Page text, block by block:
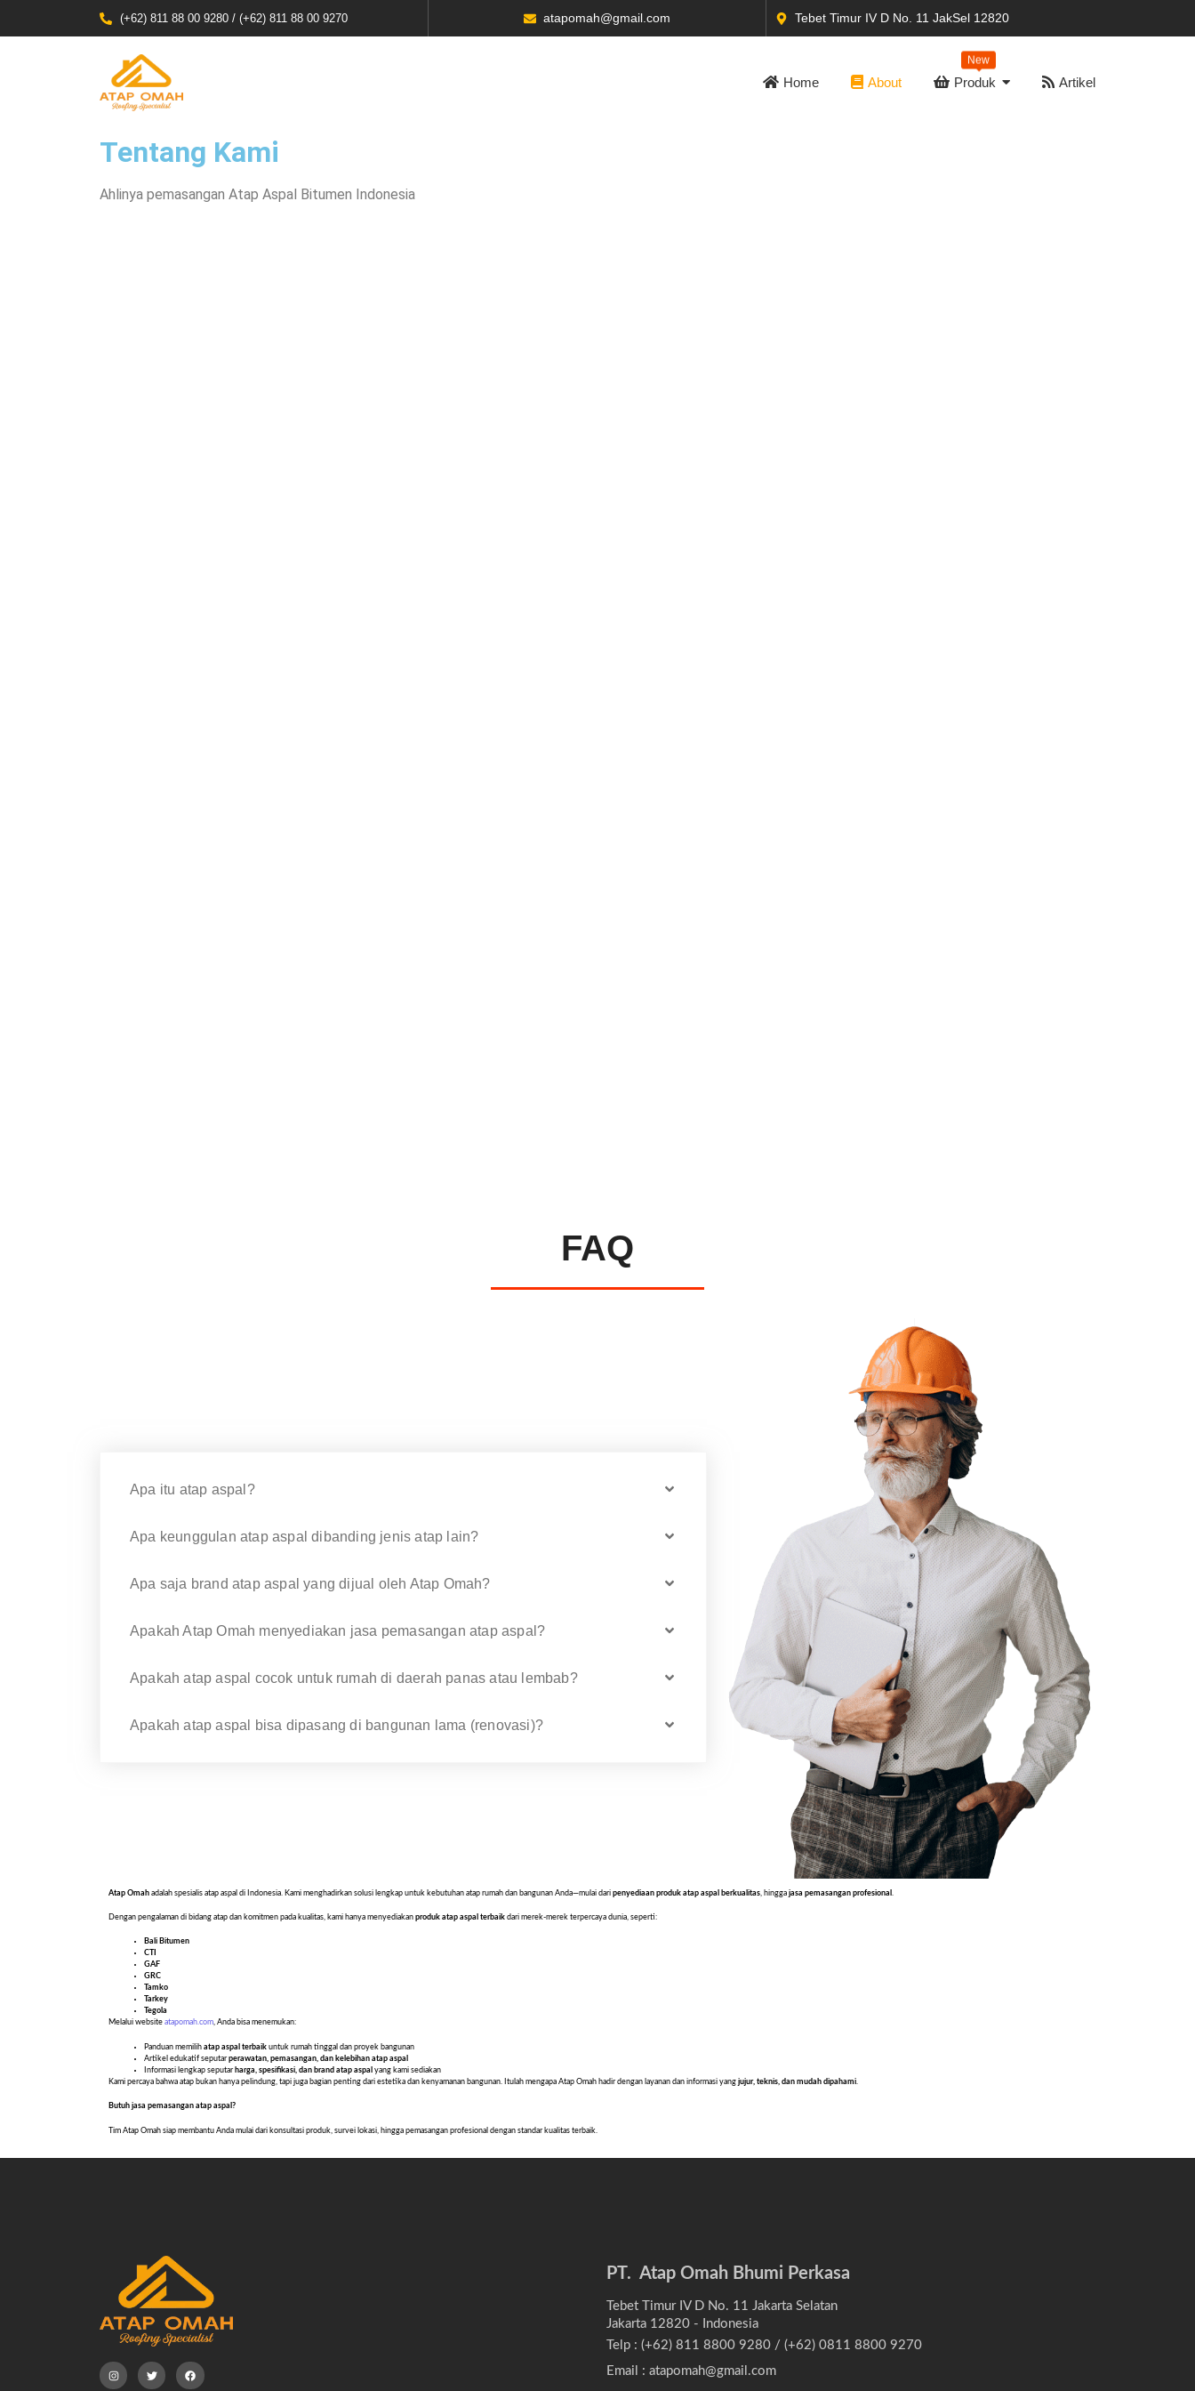
(+62) 811 88 00 9280 / (+62) 811 88 00 9270 atapomah@gmail.com Tebet Timur IV D No. 11 JakSel 12820
Home About Produk
New
Artikel
Tentang Kami
Ahlinya pemasangan Atap Aspal Bitumen Indonesia
FAQ
Apa itu atap aspal?
Apa keunggulan atap aspal dibanding jenis atap lain?
Apa saja brand atap aspal yang dijual oleh Atap Omah?
Apakah Atap Omah menyediakan jasa pemasangan atap aspal?
Apakah atap aspal cocok untuk rumah di daerah panas atau lembab?
Apakah atap aspal bisa dipasang di bangunan lama (renovasi)?
Atap Omah adalah spesialis atap aspal di Indonesia. Kami menghadirkan solusi lengkap untuk kebutuhan atap rumah dan bangunan Anda—mulai dari penyediaan produk atap aspal berkualitas , hingga jasa pemasangan profesional
Dengan pengalaman di bidang atap dan komitmen pada kualitas, kami hanya menyediakan produk atap aspal terbaik dari merek-merek terpercaya dunia, seperti:
Bali Bitumen
CTI
GAF
GRC
Tamko
Tarkey
Tegola
Melalui website atapomah.com, Anda bisa menemukan:
Panduan memilih atap aspal terbaik untuk rumah tinggal dan proyek bangunan
Artikel edukatif seputarperawatan, pemasangan, dan kelebihan atap aspal
Informasi lengkap seputar harga, spesifikasi, dan brand atap aspal yang kami sediakan
Kami percaya bahwa atap bukan hanya pelindung, tapi juga bagian penting dari estetika dan kenyamanan bangunan. Itulah mengapa Atap Omah hadir dengan layanan dan informasi yang jujur, teknis, dan mudah dipahami
Butuh jasa pemasangan atap aspal?
Tim Atap Omah siap membantu Anda mulai dari konsultasi produk, survei lokasi, hingga pemasangan profesional dengan standar kualitas terbaik.
PT. Atap Omah Bhumi Perkasa
Tebet Timur IV D No. 11 Jakarta Selatan
Jakarta 12820 - Indonesia
Telp : (+62) 811 8800 9280 / (+62) 0811 8800 9270
Email : atapomah@gmail.com